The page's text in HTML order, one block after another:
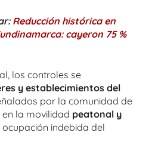
Reducción histórica en
cayeron 75 %
los controles se
y establecimientos del
por la comunidad de
la movilidad peatonal y
indebida del